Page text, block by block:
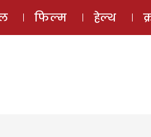
ई-मैगज़ीन
फिल्म हेल्थ